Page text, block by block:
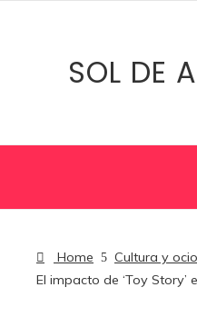
SOL DE
Home
Cultura y ocio
El impacto de ‘Toy